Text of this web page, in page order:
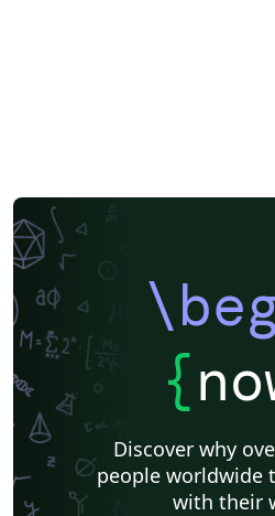
{
Discover why
people worldwide
with their